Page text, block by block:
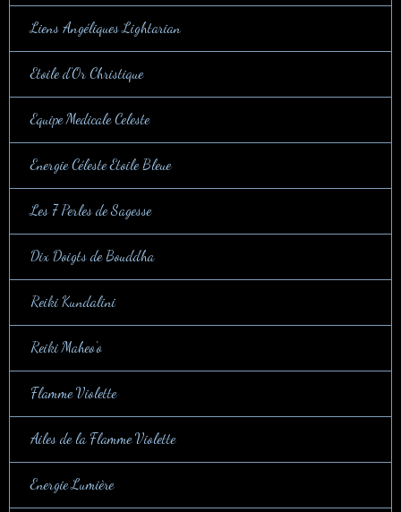
Liens Angéliques Lightarian
Etoile d'Or Christique
Equipe Medicale Celeste
Energie Céleste Etoile Bleue
Les 7 Perles de Sagesse
Dix Doigts de Bouddha
Reiki Kundalini
Reiki Maheo'o
Flamme Violette
Ailes de la Flamme Violette
Energie Lumière